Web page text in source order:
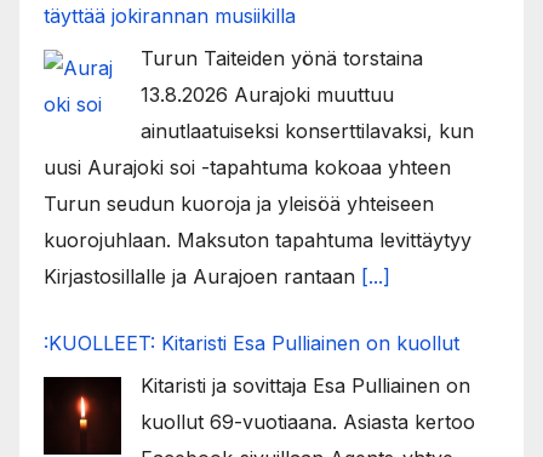
täyttää jokirannan musiikilla
Turun Taiteiden yönä torstaina
13.8.2026 Aurajoki muuttuu
ainutlaatuiseksi konserttilavaksi, kun
uusi Aurajoki soi -tapahtuma kokoaa yhteen
Turun seudun kuoroja ja yleisöä yhteiseen
kuorojuhlaan. Maksuton tapahtuma levittäytyy
Kirjastosillalle ja Aurajoen rantaan [...]
:KUOLLEET: Kitaristi Esa Pulliainen on kuollut
Kitaristi ja sovittaja Esa Pulliainen on
kuollut 69-vuotiaana. Asiasta kertoo